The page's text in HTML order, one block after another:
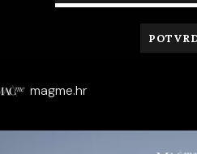
magme.hr